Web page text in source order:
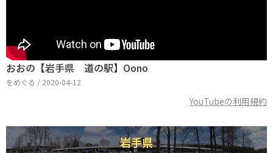
おおの【岩手県 道の駅】Oono
をめぐる / 2020-04-12
YouTubeの利用規約
岩手県